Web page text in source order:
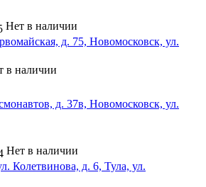
Нет в наличии
д. 75, Новомосковск, ул.
в наличии
д. 37в, Новомосковск, ул.
Нет в наличии
Колетвинова, д. 6, Тула, ул.